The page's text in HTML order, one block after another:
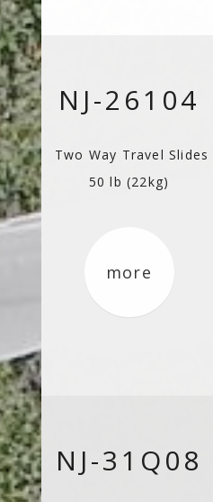
NJ-26104
Two Way Travel Slides
50 lb (22kg)
more
NJ-31Q08